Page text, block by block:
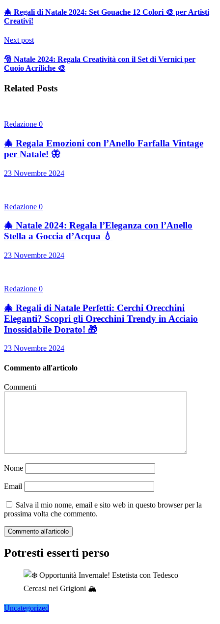
🎄 Regali di Natale 2024: Set Gouache 12 Colori 🎨 per Artisti
Creativi!
Next post
🎅 Natale 2024: Regala Creatività con il Set di Vernici per
Cuoio Acriliche 🎨
Related Posts
Redazione 0
🎄 Regala Emozioni con l’Anello Farfalla Vintage
per Natale! 🦋
23 Novembre 2024
Redazione 0
🎄 Natale 2024: Regala l’Eleganza con l’Anello
Stella a Goccia d’Acqua 💧
23 Novembre 2024
Redazione 0
🎄 Regali di Natale Perfetti: Cerchi Orecchini
Eleganti? Scopri gli Orecchini Trendy in Acciaio
Inossidabile Dorato! 🎁
23 Novembre 2024
Commento all'articolo
Commenti
Nome
Email
Salva il mio nome, email e sito web in questo browser per la
prossima volta che commento.
Potresti esserti perso
Uncategorized